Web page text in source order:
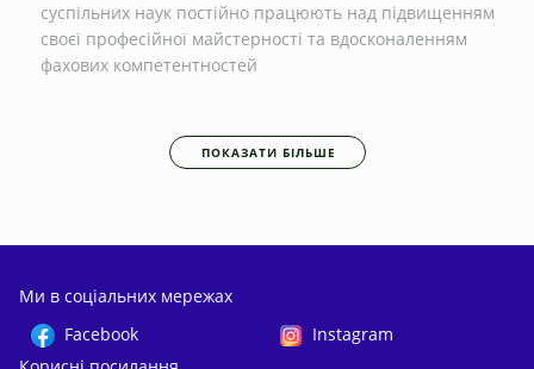
суспільних наук постійно працюють над підвищенням
своєї професійної майстерності та вдосконаленням
фахових компетентностей
ПОКАЗАТИ БІЛЬШЕ
Ми в соціальних мережах
Facebook
Instagram